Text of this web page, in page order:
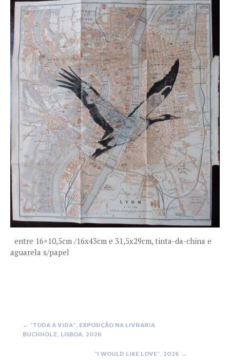
entre 16×10,5cm /16x43cm e 31,5x29cm, tinta-da-china e
aguarela s/papel
Post
← “TODA A VIDA”, EXPOSIÇÃO NA LIVRARIA
BUCHHOLZ, LISBOA, 2026
“I WOULD LIKE LOVE”, 2026 →